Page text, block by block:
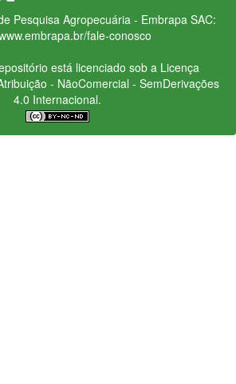
Pesquisa Agropecuária - Embrapa SAC:
fale-conosco
está licenciado sob a Licença
- NãoComercial - SemDerivações
4.0 Internacional.